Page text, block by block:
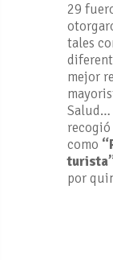
29
tales
mejor
Salud…
como
por